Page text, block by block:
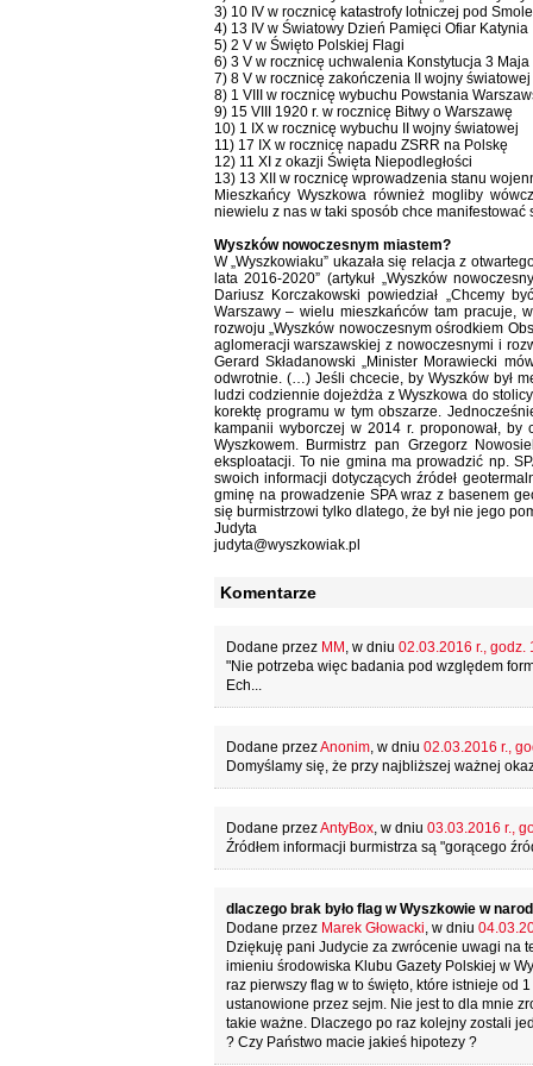
3) 10 IV w rocznicę katastrofy lotniczej pod
4) 13 IV w Światowy Dzień Pamięci Ofiar Katynia
5) 2 V w Święto Polskiej Flagi
6) 3 V w rocznicę uchwalenia Konstytucja 3 Maja
7) 8 V w rocznicę zakończenia II wojny światowej
8) 1 VIII w rocznicę wybuchu Powstania
9) 15 VIII 1920 r. w rocznicę Bitwy o Warszawę
10) 1 IX w rocznicę wybuchu II wojny światowej
11) 17 IX w rocznicę napadu ZSRR na Polskę
12) 11 XI z okazji Święta Niepodległości
13) 13 XII w rocznicę wprowadzenia stanu
Mieszkańcy Wyszkowa również mogliby
niewielu z nas w taki sposób chce manifestować
Wyszków nowoczesnym miastem?
W „Wyszkowiaku” ukazała się relacja z
lata 2016-2020” (artykuł „Wyszków
Dariusz Korczakowski powiedział „Chcemy
Warszawy – wielu mieszkańców tam pracuje,
rozwoju „Wyszków nowoczesnym ośrodkiem
aglomeracji warszawskiej z nowoczesnymi i
Gerard Składanowski „Minister Morawiecki
odwrotnie. (…) Jeśli chcecie, by Wyszków był
ludzi codziennie dojeżdża z Wyszkowa do
korektę programu w tym obszarze.
kampanii wyborczej w 2014 r. proponował,
Wyszkowem. Burmistrz pan Grzegorz
eksploatacji. To nie gmina ma prowadzić np.
swoich informacji dotyczących źródeł
gminę na prowadzenie SPA wraz z basenem
się burmistrzowi tylko dlatego, że był nie jego
Judyta
judyta@wyszkowiak.pl
Komentarze
Dodane przez MM , w dniu 02.03.2016 r., godz.
"Nie potrzeba więc badania pod względem
Ech...
Dodane przezAnonim, w dniu 02.03.2016 r.,
Domyślamy się, że przy najbliższej ważnej
Dodane przezAntyBox, w dniu 03.03.2016 r.,
Źródłem informacji burmistrza są "gorącego
dlaczego brak było flag w Wyszkowie w
Dodane przez Marek Głowacki, w dniu
Dziękuję pani Judycie za zwrócenie uwagi na
imieniu środowiska Klubu Gazety Polskiej w
raz pierwszy flag w to święto, które istnieje od
ustanowione przez sejm. Nie jest to dla mnie
takie ważne. Dlaczego po raz kolejny zostali
? Czy Państwo macie jakieś hipotezy ?